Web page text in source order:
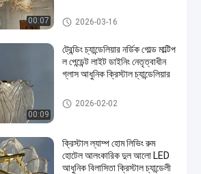
00:07 বড় ফোয়্যার চ্যান্ডেলিয়ার
2026-03-16
00:09
ট্রেন্ডিং চ্যান্ডেলিয়ার নর্ডিক গোল্ড মাল্টিপ
ল পেন্ডেন্ট লাইট ডাইনিং নেতৃত্বাধীন
গ্লাস আধুনিক ক্রিস্টাল চ্যান্ডেলিয়ার
বড় ফোয়্যার চ্যান্ডেলিয়ার
2026-02-02
ক্রিস্টাল ল্যাম্প হোম লিভিং রুম
হোটেল আলংকারিক দুল আলো LED
আধুনিক বিলাসিতা ক্রিস্টাল চ্যান্ডেলী